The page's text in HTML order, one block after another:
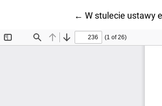
← Wróć do
W stulecie ustawy